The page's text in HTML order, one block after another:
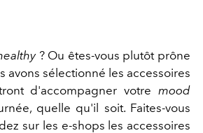
? Ou êtes-vous plutôt prône
avons sélectionné les accessoires
d'accompagner votre mood
quelle qu'il soit. Faites-vous
sur les e-shops les accessoires